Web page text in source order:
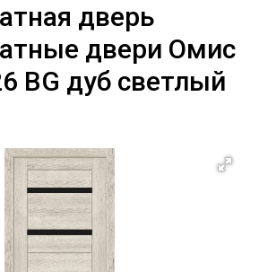
дверь
двери Омис
BG дуб светлый